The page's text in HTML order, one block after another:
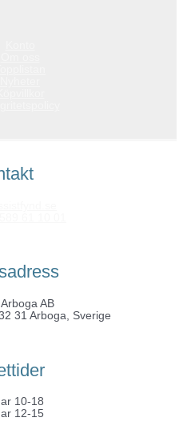
AB
31 Arboga, Sverige
10-18
12-15